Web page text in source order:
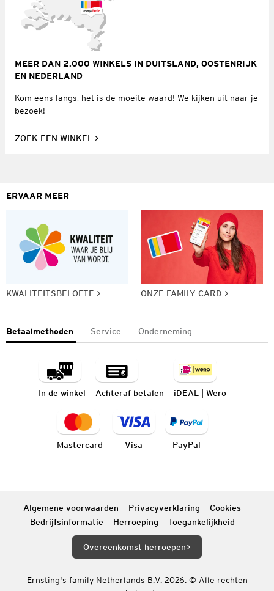
MEER DAN 2.000 WINKELS IN DUITSLAND, OOSTENRIJK
EN NEDERLAND
Kom eens langs, het is de moeite waard! We kijken uit naar je
bezoek!
ZOEK EEN WINKEL
ERVAAR MEER
KWALITEITSBELOFTE ONZE FAMILY CARD
Betaalmethoden Service Onderneming
In de winkel Achteraf betalen iDEAL | Wero
Mastercard Visa PayPal
Algemene voorwaarden Privacyverklaring
Cookies
Bedrijfsinformatie
Herroeping Toegankelijkheid
Overeenkomst herroepen
Ernsting's family Netherlands B.V. 2026. © Alle rechten